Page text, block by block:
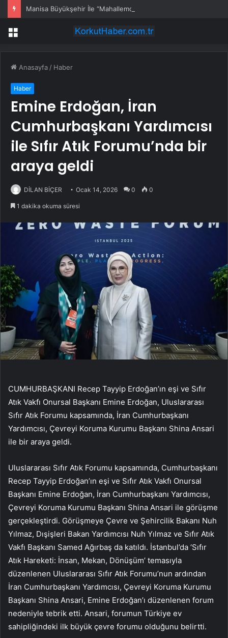
Manisa Büyükşehir İle “Mahallemde Şenlik Var”
Menü
Anasayfa / Haber
Haber
Emine Erdoğan, İran
Cumhurbaşkanı Yardımcısı
ile Sıfır Atık Forumu’nda bir
araya geldi
DİLAN BİÇER Ocak 14, 2026 0 0
1 dakika okuma süresi
CUMHURBAŞKANI Recep Tayyip Erdoğan’ın eşi ve Sıfır
Atık Vakfı Onursal Başkanı Emine Erdoğan, Uluslararası
Sıfır Atık Forumu kapsamında, İran Cumhurbaşkanı
Yardımcısı, Çevreyi Koruma Kurumu Başkanı Shina Ansari
ile bir araya geldi.
Uluslararası Sıfır Atık Forumu kapsamında, Cumhurbaşkanı
Recep Tayyip Erdoğan’ın eşi ve Sıfır Atık Vakfı Onursal
Başkanı Emine Erdoğan, İran Cumhurbaşkanı Yardımcısı,
Çevreyi Koruma Kurumu Başkanı Shina Ansari ile görüşme
gerçekleştirdi. Görüşmeye Çevre ve Şehircilik Bakanı Nuh
Yılmaz, Dışişleri Bakan Yardımcısı Nuh Yılmaz ve Sıfır Atık
Vakfı Başkanı Samed Ağırbaş da katıldı. İstanbul’da ‘Sıfır
Atık Hareketi: İnsan, Mekan, Dönüşüm’ temasıyla
düzenlenen Uluslararası Sıfır Atık Forumu’nun ardından
İran Cumhurbaşkanı Yardımcısı, Çevreyi Koruma Kurumu
Başkanı Shina Ansari, Emine Erdoğan’ı düzenlenen forum
nedeniyle tebrik etti. Ansari, forumun Türkiye ev
sahipliğindeki ilk büyük çevre forumu olduğunu belirtti.